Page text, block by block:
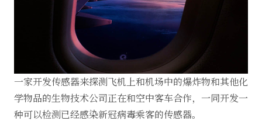
一家开发传感器来探测飞机上和机场中的爆炸物和其他化
学物品的生物技术公司正在和空中客车合作，一同开发一
种可以检测已经感染新冠病毒乘客的传感器。